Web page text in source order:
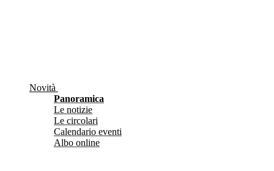
Novità
Panoramica
Le notizie
Le circolari
Calendario eventi
Albo online